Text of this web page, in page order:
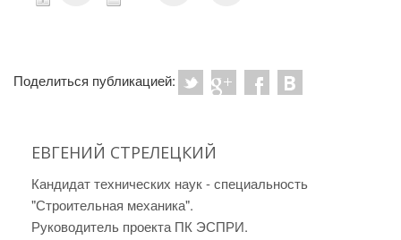
Поделиться публикацией:
ЕВГЕНИЙ СТРЕЛЕЦКИЙ
Кандидат технических наук - специальность
"Строительная механика".
Руководитель проекта ПК ЭСПРИ.